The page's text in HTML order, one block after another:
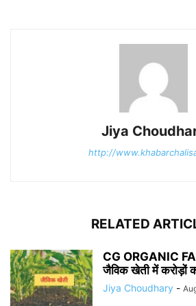
Jiya
http://
RELATED
CG ORGANIC
जैविक खेती में करोड़ों
Jiya Choudhary -